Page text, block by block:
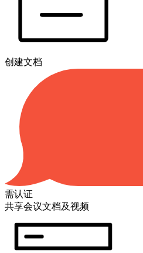
创建文档
需认证
共享会议文档及视频